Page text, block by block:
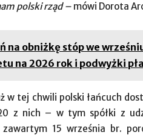
polski rząd – mówi Dorota
na obniżkę stóp we
na 2026 rok i podwyżki
w tej chwili polski łańcuch
z nich – w tym spółki z
zawartym 15 września br.